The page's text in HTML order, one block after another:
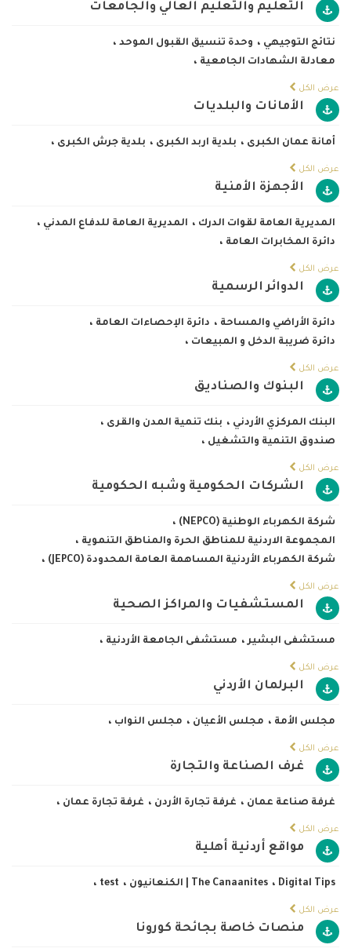
التعليم والتعليم العالي والجامعات
نتائج التوجيهي ، وحدة تنسيق القبول الموحد ،
معادلة الشهادات الجامعية ،
عرض الكل
الأمانات والبلديات
أمانة عمان الكبرى ، بلدية اربد الكبرى ، بلدية جرش الكبرى ،
عرض الكل
الأجهزة الأمنية
المديرية العامة لقوات الدرك ، المديرية العامة للدفاع المدني ،
دائرة المخابرات العامة ،
عرض الكل
الدوائر الرسمية
دائرة الأراضي والمساحة ، دائرة الإحصاءات العامة ،
دائرة ضريبة الدخل و المبيعات ،
عرض الكل
البنوك والصناديق
البنك المركزي الأردني ، بنك تنمية المدن والقرى ،
صندوق التنمية والتشغيل ،
عرض الكل
الشركات الحكومية وشبه الحكومية
شركة الكهرباء الوطنية (NEPCO)
،
المجموعة الاردنية للمناطق الحرة والمناطق التنموية ،
شركة الكهرباء الأردنية المساهمة العامة المحدودة (JEPCO)
،
عرض الكل
المستشفيات والمراكز الصحية
مستشفى البشير ، مستشفى الجامعة الأردنية ،
عرض الكل
البرلمان الأردني
مجلس الأمة ، مجلس الأعيان ، مجلس النواب ،
عرض الكل
غرف الصناعة والتجارة
غرفة صناعة عمان ، غرفة تجارة الأردن ، غرفة تجارة عمان ،
عرض الكل
مواقع أردنية أهلية
Digital Tips ، The Canaanites | الكنعانيون ، test ،
عرض الكل
منصات خاصة بجائحة كورونا